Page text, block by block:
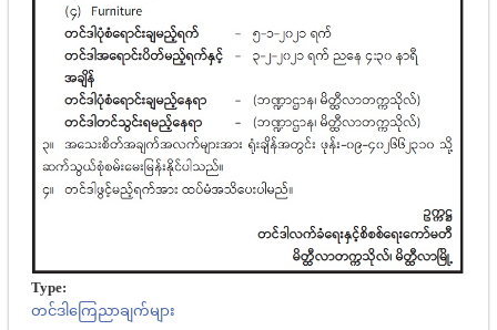
Type:
တင်ဒါကြေညာချက်များ